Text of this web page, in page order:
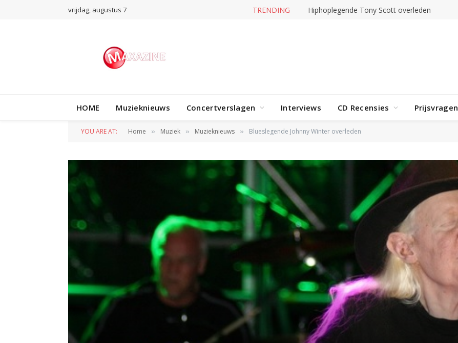
vrijdag, augustus 7 TRENDING Hiphoplegende Tony Scott overleden
HOME Muzieknieuws Concertverslagen Interviews CD Recensies Prijsvragen
YOU ARE AT: Home » Muziek » Muzieknieuws » Blueslegende Johnny Winter overleden